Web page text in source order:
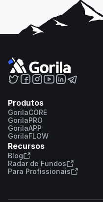
Produtos
GorilaCORE
GorilaPRO
GorilaAPP
GorilaFLOW
Recursos
Blog
Radar de Fundos
Para Profissionais